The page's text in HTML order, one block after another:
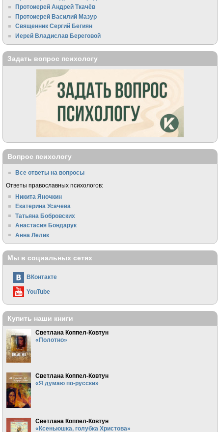
Протоиерей Андрей Ткачёв
Протоиерей Василий Мазур
Священник Сергий Бегиян
Иерей Владислав Береговой
Задать вопрос психологу
Вопрос психологу
Все ответы на вопросы
Ответы православных психологов:
Никита Яночкин
Екатерина Усачева
Татьяна Бобровских
Анастасия Бондарук
Анна Лелик
Мы в социальных сетях
ВКонтакте
YouTube
Купить наши книги
Светлана Коппел-Ковтун
«Полотно»
Светлана Коппел-Ковтун
«Я думаю по-русски»
Светлана Коппел-Ковтун
«Ксеньюшка, голубка Христова»